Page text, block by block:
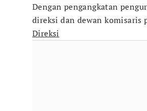
Dengan pengangkatan
direksi dan dewan komisaris
Direksi